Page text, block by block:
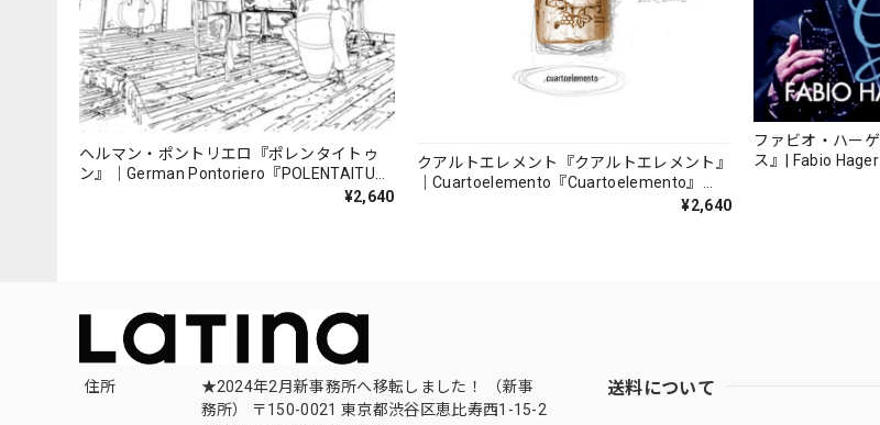
ヘルマン・ポントリエロ『ポレンタイトゥ
ン』｜German Pontoriero『POLENTAITUM
¥2,640
クアルトエレメント『クアルトエレメント』
｜Cuartoelemento『Cuartoelemento』
¥2,640
ファビオ・ハー
ス』| Fabio
住所
★2024年2月新事務所へ移転しました！ （新事
務所） 〒150-0021 東京都渋谷区恵比寿西1-15-2
送料について